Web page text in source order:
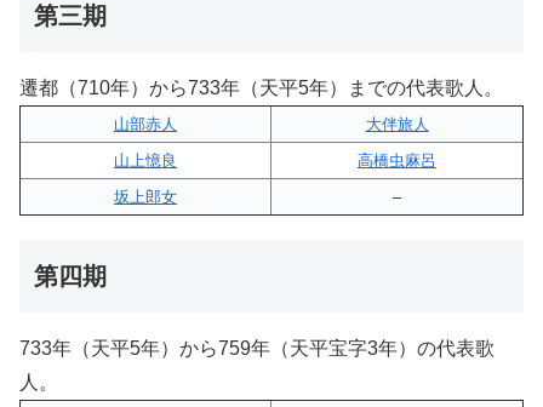
第三期
遷都（710年）から733年（天平5年）までの代表歌人。
山部赤人
大伴旅人
山上憶良
高橋虫麻呂
坂上郎女
–
第四期
733年（天平5年）から759年（天平宝字3年）の代表歌
人。